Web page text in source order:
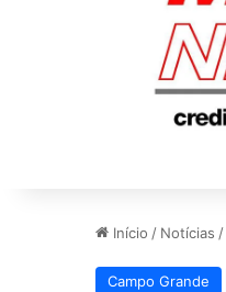
Início / Notícias /
Campo Grande